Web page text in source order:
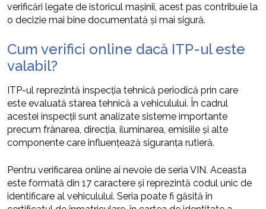
verificări legate de istoricul mașinii, acest pas contribuie la
o decizie mai bine documentată și mai sigură.
Cum verifici online dacă ITP-ul este
valabil?
ITP-ul reprezintă inspecția tehnică periodică prin care
este evaluată starea tehnică a vehiculului. În cadrul
acestei inspecții sunt analizate sisteme importante
precum frânarea, direcția, iluminarea, emisiile și alte
componente care influențează siguranța rutieră.
Pentru verificarea online ai nevoie de seria VIN. Aceasta
este formată din 17 caractere și reprezintă codul unic de
identificare al vehiculului. Seria poate fi găsită în